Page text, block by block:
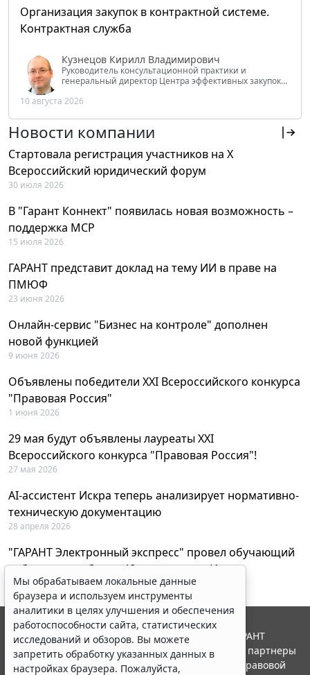
Организация закупок в контрактной системе.
Контрактная служба
Кузнецов Кирилл Владимирович
Руководитель консультационной практики и
генеральный директор Центра эффективных закупок
РФ
10 августа 2026
Новости компании
Стартовала регистрация участников на X
Всероссийский юридический форум
30 июля 2026
В "Гарант Коннект" появилась новая возможность –
поддержка MCP
15 июля 2026
ГАРАНТ представит доклад на тему ИИ в праве на
ПМЮФ
23 июня 2026
Онлайн-сервис "Бизнес на контроле" дополнен
новой функцией
9 июня 2026
Объявлены победители XXI Всероссийского конкурса
"Правовая Россия"
1 июня 2026
29 мая будут объявлены лауреаты XXI
Всероссийского конкурса "Правовая Россия"!
27 мая 2026
AI-ассистент Искра теперь анализирует нормативно-
техническую документацию
28 апреля 2026
"ГАРАНТ Электронный экспресс" провел обучающий
вебинар по работе с AI-ассистентом Искра
23 апреля 2026
Мы обрабатываем локальные данные
браузера и используем инструменты
аналитики в целях улучшения и обеспечения
работоспособности сайта, статистических
исследований и обзоров. Вы можете
запретить обработку указанных данных в
настройках браузера. Пожалуйста,
© ООО "НПП "ГАРАНТ-СЕРВИС", 2026. Система ГАРАНТ
выпускается с 1990 года. Компания "Гарант" и ее партнеры
являются участниками Российской ассоциации правовой